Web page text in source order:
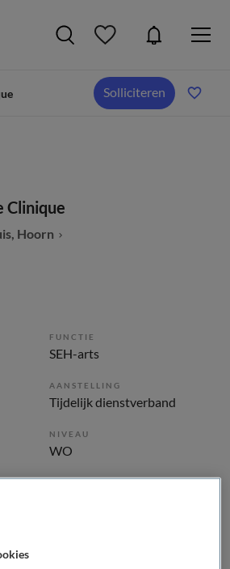
Solliciteren
Clinique
Hoorn
FUNCTIE
SEH-arts
AANSTELLING
Tijdelijk dienstverband
NIVEAU
WO
DIENSTVERBAND